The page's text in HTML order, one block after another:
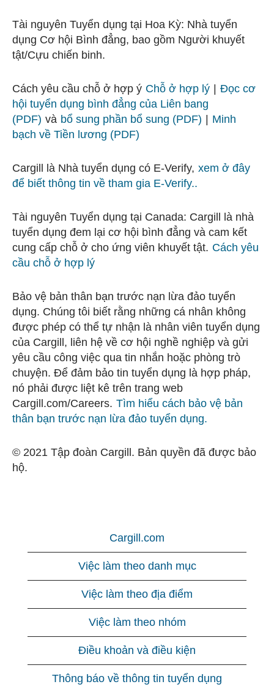
Tài nguyên Tuyển dụng tại Hoa Kỳ: Nhà tuyển
dụng Cơ hội Bình đẳng, bao gồm Người khuyết
tật/Cựu chiến binh.
Cách yêu cầu chỗ ở hợp ý Chỗ ở hợp lý
Đọc cơ
hội tuyển dụng bình đẳng của Liên bang
(PDF) và bổ sung phần bổ sung (PDF)
Minh
bạch về Tiền lương (PDF)
Cargill là Nhà tuyển dụng có E-Verify, xem ở đây
để biết thông tin về tham gia E-Verify..
Tài nguyên Tuyển dụng tại Canada: Cargill là nhà
tuyển dụng đem lại cơ hội bình đẳng và cam kết
cung cấp chỗ ở cho ứng viên khuyết tật. Cách yêu
cầu chỗ ở hợp lý
Bảo vệ bản thân bạn trước nạn lừa đảo tuyển
dụng. Chúng tôi biết rằng những cá nhân không
được phép có thể tự nhận là nhân viên tuyển dụng
của Cargill, liên hệ về cơ hội nghề nghiệp và gửi
yêu cầu công việc qua tin nhắn hoặc phòng trò
chuyện. Để đảm bảo tin tuyển dụng là hợp pháp,
nó phải được liệt kê trên trang web
Cargill.com/Careers. Tìm hiểu cách bảo vệ bản
thân bạn trước nạn lừa đảo tuyển dụng.
© 2021 Tập đoàn Cargill. Bản quyền đã được bảo
hộ.
Cargill.com
Việc làm theo danh mục
Việc làm theo địa điểm
Việc làm theo nhóm
Điều khoản và điều kiện
Thông báo về thông tin tuyển dụng